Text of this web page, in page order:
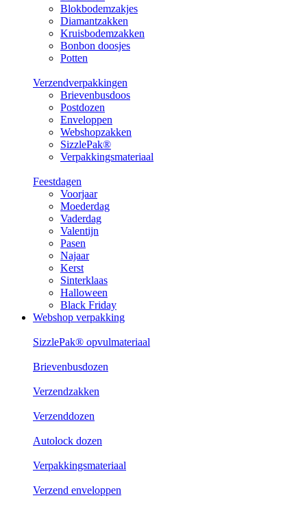
Blokbodemzakjes
Diamantzakken
Kruisbodemzakken
Bonbon doosjes
Potten
Verzendverpakkingen
Brievenbusdoos
Postdozen
Enveloppen
Webshopzakken
SizzlePak®
Verpakkingsmateriaal
Feestdagen
Voorjaar
Moederdag
Vaderdag
Valentijn
Pasen
Najaar
Kerst
Sinterklaas
Halloween
Black Friday
Webshop verpakking
SizzlePak® opvulmateriaal
Brievenbusdozen
Verzendzakken
Verzenddozen
Autolock dozen
Verpakkingsmateriaal
Verzend enveloppen